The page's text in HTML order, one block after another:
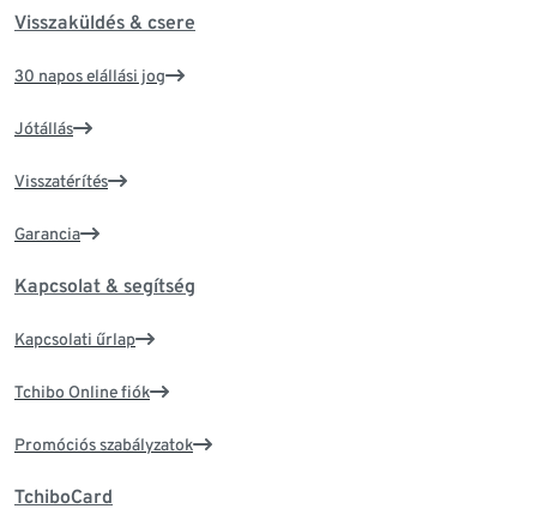
Visszaküldés & csere
30 napos elállási jog
Jótállás
Visszatérítés
Garancia
Kapcsolat & segítség
Kapcsolati űrlap
Tchibo Online fiók
Promóciós szabályzatok
TchiboCard